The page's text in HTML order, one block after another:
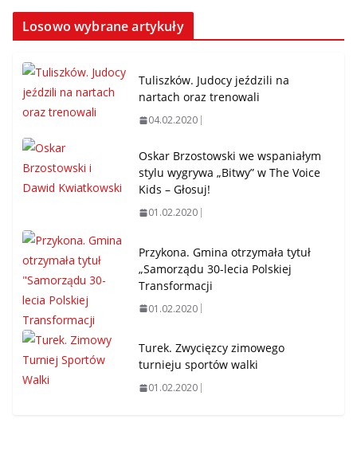
Losowo wybrane artykuły
Tuliszków. Judocy jeździli na
nartach oraz trenowali
04.02.2020
Oskar Brzostowski we wspaniałym
stylu wygrywa „Bitwy” w The Voice
Kids – Głosuj!
01.02.2020
Przykona. Gmina otrzymała tytuł
„Samorządu 30-lecia Polskiej
Transformacji
01.02.2020
Turek. Zwycięzcy zimowego
turnieju sportów walki
01.02.2020